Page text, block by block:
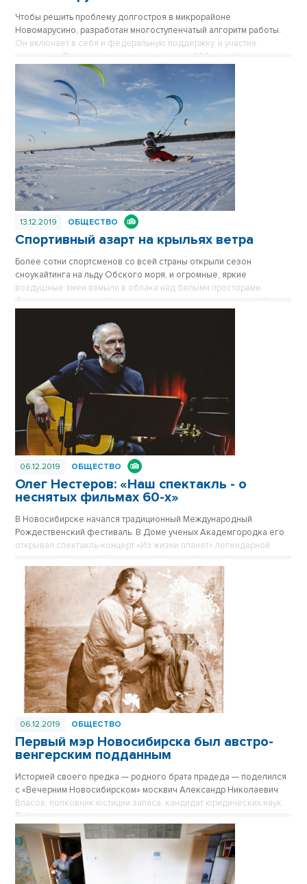
Чтобы решить проблему долгостроя в микрорайоне
Новомарусино, разработан многоступенчатый алгоритм работы.
Он включает в себя и федеральную поддержку, и участие
инвестора. Тем временем новоселья ждут 660 семей, вложивших
деньги в долгую стройку. Опубликовано в газете «Вечерний
Новосибирск» №50 от 13 декабря 2019 года.
13.12.2019 ОБЩЕСТВО
Спортивный азарт на крыльях ветра
Более сотни спортсменов со всей страны открыли сезон
сноукайтинга на льду Обского моря, и огромные, яркие
воздушные змеи взмыли в облака над белыми просторами.
Сюрпризом состязаний стали грандиозные детские гонки. Кроме
спортсмены, которые освоили азы мастерства на чистом
энтузиазме, своими силами. Опубликовано в газете «Вечерний
Новосибирск» №50 от 13 декабря 2019 года.
06.12.2019 ОБЩЕСТВО
Олег Нестеров: «Наш спектакль - о
неснятых фильмах 60-х»
В Новосибирске начался традиционный Международный
Рождественский фестиваль. В Доме ученых Академгородка его
открывал спектакль-концерт «Из жизни планет» легендарной
московской группы «Мегаполис». На второй день фестиваля
проект перекочевал на малую сцену Новосибирской
филармонии. Между показами 2 и 3 декабря «Вечерний
Новосибирск» поговорил с Олегом Нестеровым о том, какие
надежды он связывает с Академгородком, и о неснятых фильмах
шестидесятых. Опубликовано в газете «Вечерний Новосибирск»
№49 от 6 декабря 2019 года.
06.12.2019 ОБЩЕСТВО
Первый мэр Новосибирска был австро-
венгерским подданным
Историей своего предка — родного брата прадеда — поделился
с «Вечерним Новосибирском» москвич Александр Николаевич
Власов, полковник юстиции запаса, кандидат юридических наук.
Публикуем результаты его расследования, которыми он пролил
свет на далекие страницы прошлого нашего города, в
сокращенном варианте. Опубликовано в газете «Вечерний
Новосибирск» №49 от 6 декабря 2019 года.